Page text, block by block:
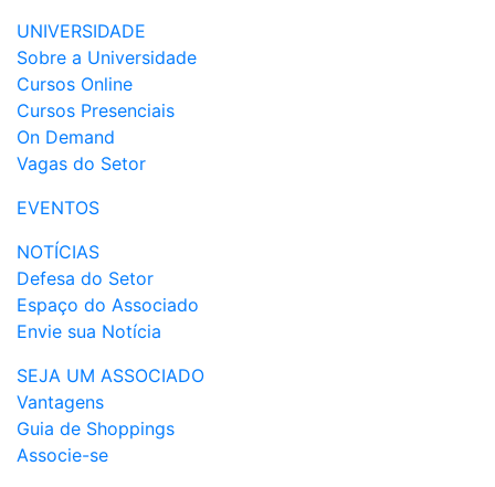
UNIVERSIDADE
Sobre a Universidade
Cursos Online
Cursos Presenciais
On Demand
Vagas do Setor
EVENTOS
NOTÍCIAS
Defesa do Setor
Espaço do Associado
Envie sua Notícia
SEJA UM ASSOCIADO
Vantagens
Guia de Shoppings
Associe-se